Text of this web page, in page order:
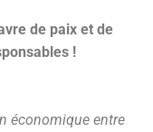
de paix et de
!
économique entre